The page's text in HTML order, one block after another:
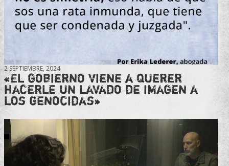
2 SEPTIEMBRE, 2024
«El gobierno viene a querer
hacerle un lavado de imagen a
los genocidas»